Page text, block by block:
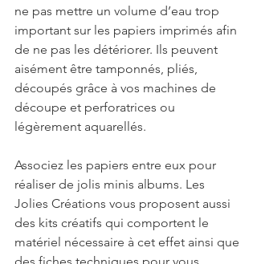
ne pas mettre un volume d’eau trop
important sur les papiers imprimés afin
de ne pas les détériorer. Ils peuvent
aisément être tamponnés, pliés,
découpés grâce à vos machines de
découpe et perforatrices ou
légèrement aquarellés.
Associez les papiers entre eux pour
réaliser de jolis minis albums. Les
Jolies Créations vous proposent aussi
des kits créatifs qui comportent le
matériel nécessaire à cet effet ainsi que